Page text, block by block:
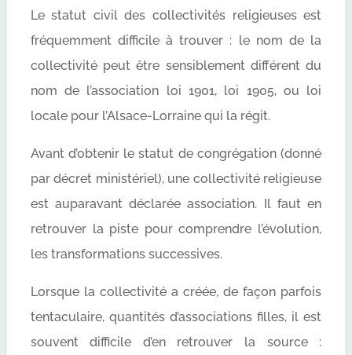
Le statut civil des collectivités religieuses est
fréquemment difficile à trouver : le nom de la
collectivité peut être sensiblement différent du
nom de l’association loi 1901, loi 1905, ou loi
locale pour l’Alsace-Lorraine qui la régit.
Avant d’obtenir le statut de congrégation (donné
par décret ministériel), une collectivité religieuse
est auparavant déclarée association. Il faut en
retrouver la piste pour comprendre l’évolution,
les transformations successives.
Lorsque la collectivité a créée, de façon parfois
tentaculaire, quantités d’associations filles, il est
souvent difficile d’en retrouver la source :